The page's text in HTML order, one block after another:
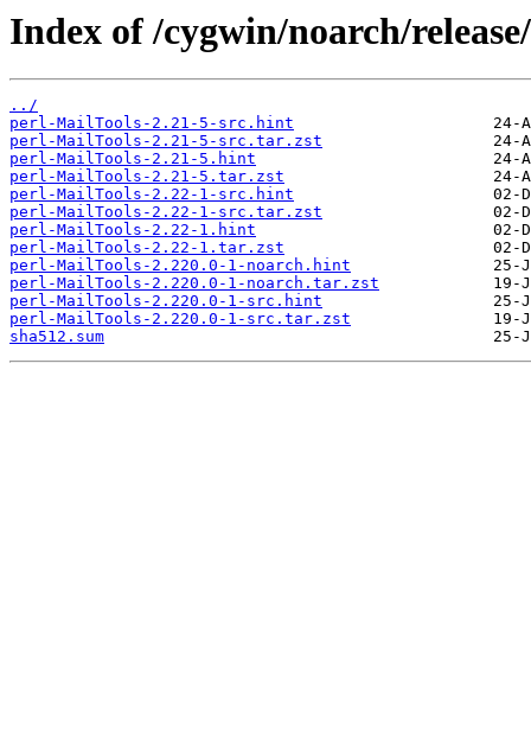
Index of /cygwin/noarch/
../
perl-MailTools-2.21-5-src.hint
perl-MailTools-2.21-5-src.tar.zst
perl-MailTools-2.21-5.hint
perl-MailTools-2.21-5.tar.zst
perl-MailTools-2.22-1-src.hint
perl-MailTools-2.22-1-src.tar.zst
perl-MailTools-2.22-1.hint
perl-MailTools-2.22-1.tar.zst
perl-MailTools-2.220.0-1-noarch.hint
perl-MailTools-2.220.0-1-noarch.tar.zst
perl-MailTools-2.220.0-1-src.hint
perl-MailTools-2.220.0-1-src.tar.zst
sha512.sum